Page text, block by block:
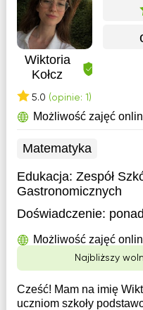
Wiktoria
Kołcz
5.0 (opinie: 1)
Możliwość zajęć
Matematyka
Edukacja: Zespół
Gastronomicznych
Doświadczenie:
Możliwość zajęć
Najbliższy
Cześć! Mam na imię
uczniom szkoły